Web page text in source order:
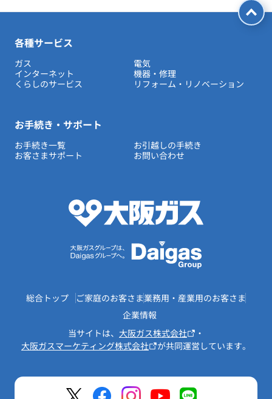
各種サービス
ガス
電気
インターネット
機器・修理
くらしのサービス
リフォーム・リノベーション
お手続き・サポート
お手続き一覧
お引越しの手続き
お客さまサポート
お問い合わせ
総合トップ ご家庭のお客さま業務用・産業用のお客さま
企業情報
当サイトは、 大阪ガス株式会社
・
大阪ガスマーケティング株式会社
が共同運営しています。